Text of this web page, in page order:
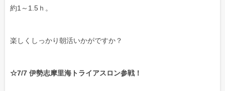
約1～1.5ｈ。
楽しくしっかり朝活いかがですか？
☆7/7 伊勢志摩里海トライアスロン参戦！